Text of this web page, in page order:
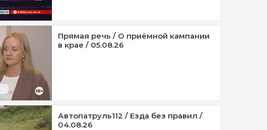
Прямая речь / О приёмной кампании
в крае / 05.08.26
Автопатруль112 / Езда без правил /
04.08.26